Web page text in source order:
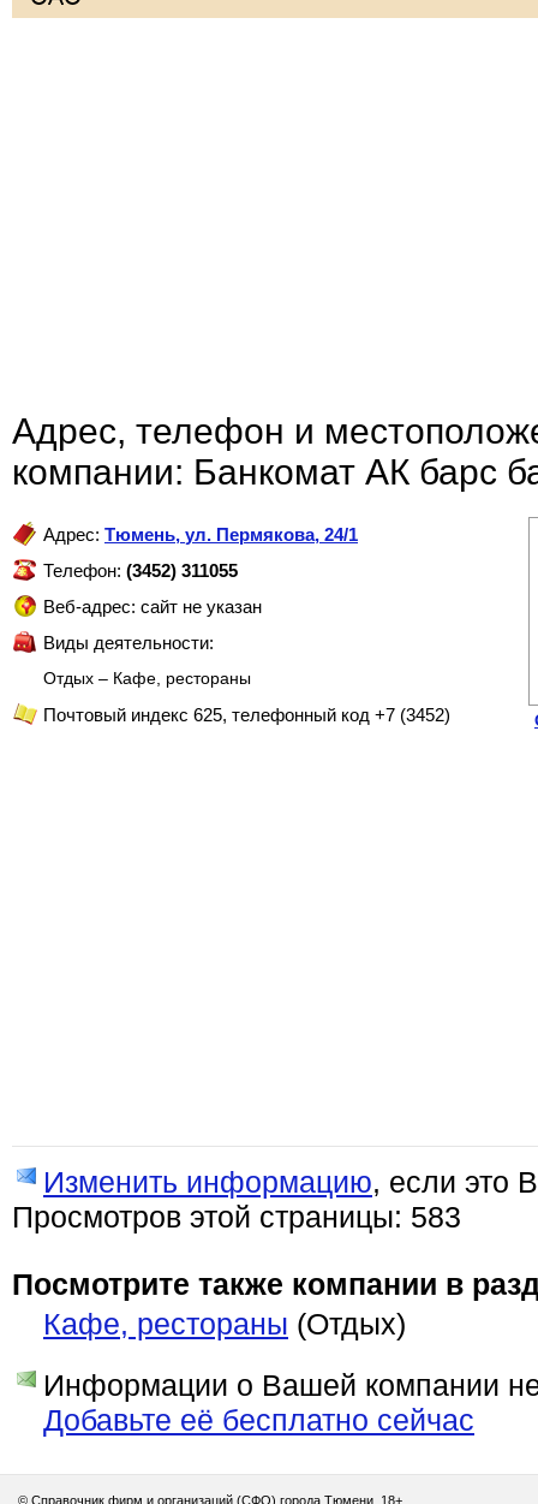
Адрес, телефон и
компании: Банкомат АК барс
Адрес: Тюмень, ул. Пермякова, 24/1
Телефон: (3452) 311055
Веб-адрес: сайт не указан
Виды деятельности:
Отдых – Кафе, рестораны
Почтовый индекс 625, телефонный код +7 (3452)
Изменить информацию, если это
Просмотров этой страницы: 583
Посмотрите также компании в
Кафе, рестораны (Отдых)
Информации о Вашей компании
Добавьте её бесплатно сейчас
© Справочник фирм и организаций (СФО) города Тюмени. 18+